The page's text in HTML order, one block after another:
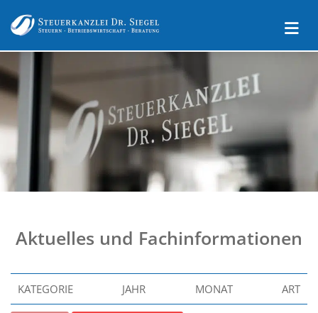
Aktuelles und Fachinformationen
KATEGORIE JAHR MONAT ART